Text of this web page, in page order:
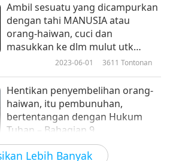
Lebih Banyak
Ambil sesuatu yang dicampurkan
dengan tahi MANUSIA atau
orang-haiwan, cuci dan
masukkan ke dlm mulut utk
dimakan. Tak boleh??
2023-06-01 3611 Tontonan
Hentikan penyembelihan orang-
haiwan, itu pembunuhan,
bertentangan dengan Hukum
Tuhan – Bahagian 9
2022-01-15 5413